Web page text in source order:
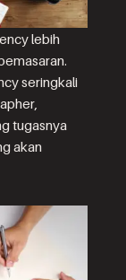
lebih
seringkali
tugasnya
akan